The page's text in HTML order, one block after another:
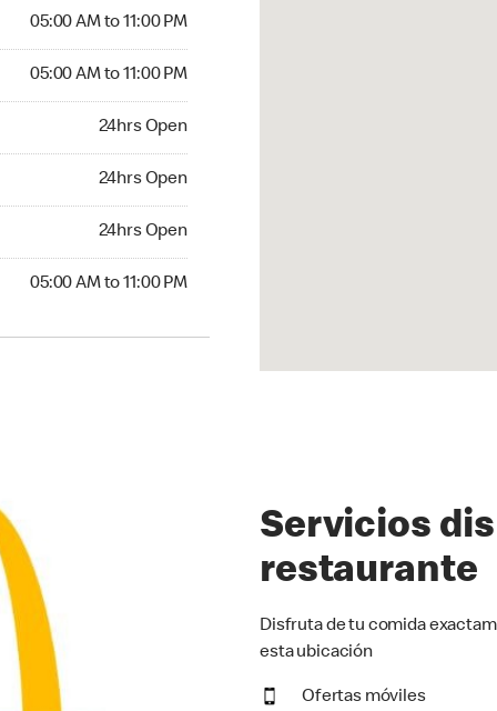
05:00 AM to 11:00 PM
05:00 AM to 11:00 PM
24hrs Open
24hrs Open
24hrs Open
05:00 AM to 11:00 PM
Servicios
restaurante
Disfruta de tu comida
esta ubicación
Ofertas móviles